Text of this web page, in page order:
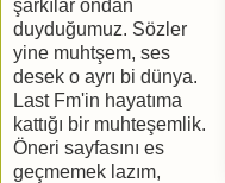
şarkılar ondan
duyduğumuz. Sözler
yine muhtşem, ses
desek o ayrı bi dünya.
Last Fm'in hayatıma
kattığı bir muhteşemlik.
Öneri sayfasını es
geçmemek lazım,